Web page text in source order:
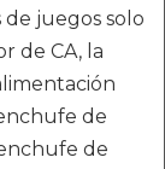
de juegos solo
de CA, la
de
de